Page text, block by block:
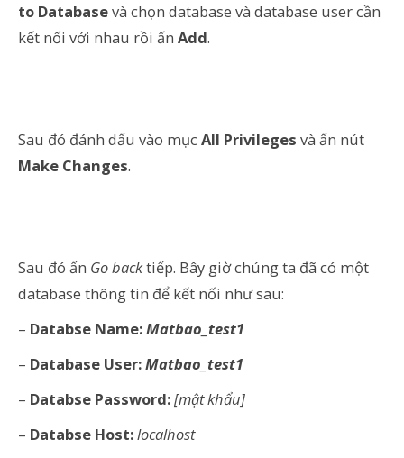
to Databasevà chọn database và database user cần
kết nối với nhau rồi ấn Add.
Sau đó đánh dấu vào mụcAll Privileges và ấn nút
Make Changes.
Sau đó ấn Go backtiếp. Bây giờ chúng ta đã có một
database thông tin để kết nối như sau:
– Databse Name:Matbao_test1
– Database User:Matbao_test1
– Databse Password:[mật khẩu]
– Databse Host:localhost